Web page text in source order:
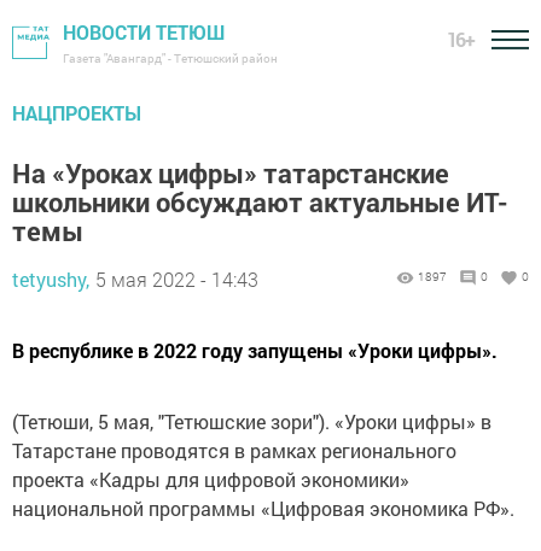
НОВОСТИ ТЕТЮШ
Газета "Авангард" - Тетюшский район
16+
НАЦПРОЕКТЫ
На «Уроках цифры» татарстанские
школьники обсуждают актуальные ИТ-
темы
tetyushy, 5 мая 2022 - 14:43 1897 0 0
В республике в 2022 году запущены «Уроки цифры».
(Тетюши, 5 мая, "Тетюшские зори"). «Уроки цифры» в
Татарстане проводятся в рамках регионального
проекта «Кадры для цифровой экономики»
национальной программы «Цифровая экономика РФ».